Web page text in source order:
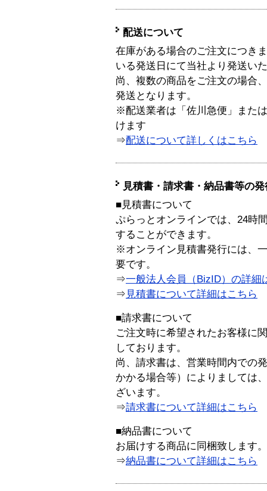
配送について
在庫がある場合のご注文につき
いる発送日にて当社より発送い
尚、複数の商品をご注文の場合
発送となります。
※配送業者は「佐川急便」また
けます
⇒配送について詳しくはこちら
見積書・請求書・納品書等の
■見積書について
ぷらっとオンラインでは、24時
することができます。
※オンライン見積書発行には、
要です。
⇒一般法人会員（BizID）の詳細
⇒ 見積書について詳細はこちら
■請求書について
ご注文時に希望されたお客様に
しております。
尚、請求書は、営業時間内での
かかる場合等）によりましては
ざいます。
⇒請求書について詳細はこちら
■納品書について
お届けする商品に同梱致します。
⇒納品書について詳細はこちら